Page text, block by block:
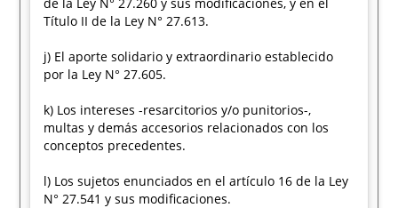
Título II de la Ley N° 27.613.
j) El aporte solidario y extraordinario establecido
por la Ley N° 27.605.
k) Los intereses -resarcitorios y/o punitorios-,
multas y demás accesorios relacionados con los
conceptos precedentes.
l) Los sujetos enunciados en el artículo 16 de la Ley
N° 27.541 y sus modificaciones.